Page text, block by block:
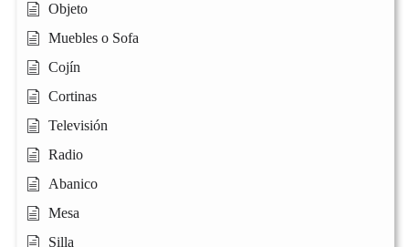
Objeto
Muebles o Sofa
Cojín
Cortinas
Televisión
Radio
Abanico
Mesa
Silla